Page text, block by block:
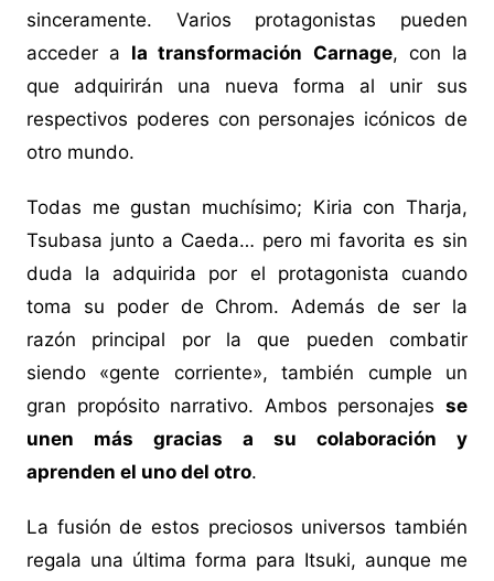
sinceramente. Varios protagonistas pueden
acceder a la transformación Carnage, con la
que adquirirán una nueva forma al unir sus
respectivos poderes con personajes icónicos de
otro mundo.
Todas me gustan muchísimo; Kiria con Tharja,
Tsubasa junto a Caeda… pero mi favorita es sin
duda la adquirida por el protagonista cuando
toma su poder de Chrom. Además de ser la
razón principal por la que pueden combatir
siendo «gente corriente», también cumple un
gran propósito narrativo. Ambos personajesse
unen más gracias a su colaboración y
aprenden el uno del otro.
La fusión de estos preciosos universos también
regala una última forma para Itsuki, aunque me